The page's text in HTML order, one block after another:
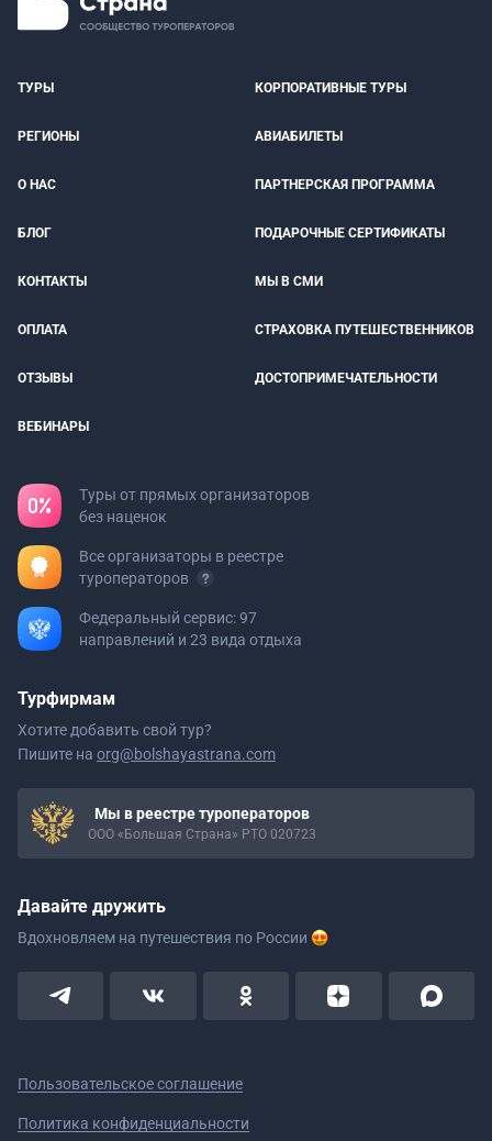
ТУРЫ КОРПОРАТИВНЫЕ ТУРЫ
РЕГИОНЫ АВИАБИЛЕТЫ
О НАС ПАРТНЕРСКАЯ ПРОГРАММА
БЛОГ ПОДАРОЧНЫЕ СЕРТИФИКАТЫ
КОНТАКТЫ МЫ В СМИ
ОПЛАТА СТРАХОВКА ПУТЕШЕСТВЕННИКОВ
ОТЗЫВЫ ДОСТОПРИМЕЧАТЕЛЬНОСТИ
ВЕБИНАРЫ
Туры от прямых организаторов
без наценок
Все организаторы в реестре
туроператоров
Федеральный сервис: 97
направлений и 23 вида отдыха
Турфирмам
Хотите добавить свой тур?
Пишите на org@bolshayastrana.com
Мы в реестре туроператоров
ООО «Большая Страна» РТО 020723
Давайте дружить
Вдохновляем на путешествия по России
Пользовательское соглашение
Политика конфиденциальности